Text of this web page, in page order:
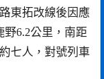
東拓改線後因應
6.2公里，南距
七人，對號列車